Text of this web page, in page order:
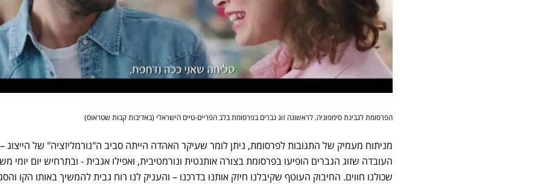
הפרסומת לגבינת סימפוניה. לראשונה זוג גברים בפרסומת בלב הפריים-טיים הישראלי (באדיבות קבות שטראוס)
מניתוח מעמיק של התגובות לפרסומת, ניתן לומר שעיקר האהדה הייתה סביב ה"נורמליזציה" של הייצוג
העובדה שזוג הגברים הופיעו בפרסומת בצורה אותנטית ונורמטיבית, ואפילו אגבית - ובתרחיש יום יומי
שכולנו חווים. החיבוק העוטף שקיבלנו חיזק אותנו בדרכנו – והעניק לנו רוח גבית להמשיך באותו הקו